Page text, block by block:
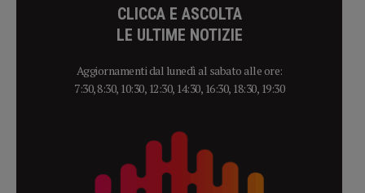
CLICCA E ASCOLTA
LE ULTIME NOTIZIE
Aggiornamenti dal lunedì al sabato alle ore:
7:30, 8:30, 10:30, 12:30, 14:30, 16:30, 18:30, 19:30